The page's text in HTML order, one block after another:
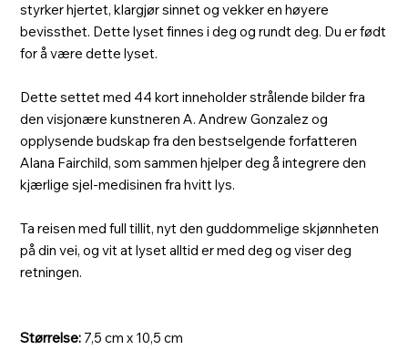
styrker hjertet, klargjør sinnet og vekker en høyere
bevissthet. Dette lyset finnes i deg og rundt deg. Du er født
for å være dette lyset.
Dette settet med 44 kort inneholder strålende bilder fra
den visjonære kunstneren A. Andrew Gonzalez og
opplysende budskap fra den bestselgende forfatteren
Alana Fairchild, som sammen hjelper deg å integrere den
kjærlige sjel-medisinen fra hvitt lys.
Ta reisen med full tillit, nyt den guddommelige skjønnheten
på din vei, og vit at lyset alltid er med deg og viser deg
retningen.
Størrelse: 7,5 cm x 10,5 cm